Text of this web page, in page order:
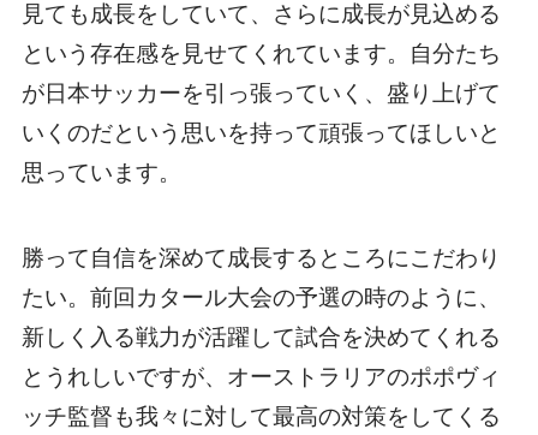
見ても成長をしていて、さらに成長が見込める
という存在感を見せてくれています。自分たち
が日本サッカーを引っ張っていく、盛り上げて
いくのだという思いを持って頑張ってほしいと
思っています。
勝って自信を深めて成長するところにこだわり
たい。前回カタール大会の予選の時のように、
新しく入る戦力が活躍して試合を決めてくれる
とうれしいですが、オーストラリアのポポヴィ
ッチ監督も我々に対して最高の対策をしてくる